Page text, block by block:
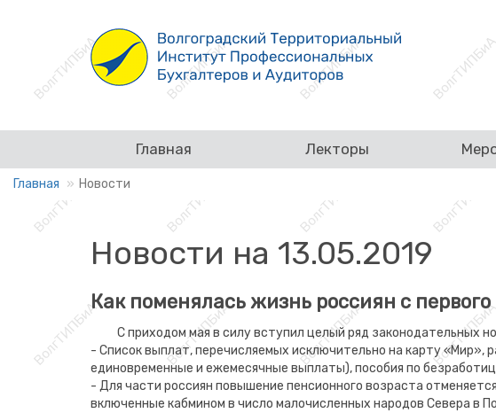
Главная Лекторы
Главная Новости
Новости на 13.05.2019
Как поменялась жизнь россиян с первого
С приходом мая в силу вступил целый ряд законодательных
- Список выплат, перечисляемых исключительно на карту «Мир»,
единовременные и ежемесячные выплаты), пособия по
- Для части россиян повышение пенсионного возраста
включенные кабмином в число малочисленных народов Севера в